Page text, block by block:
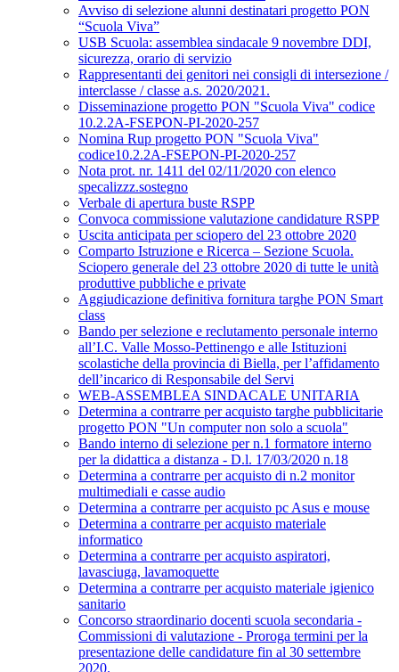
Avviso di selezione alunni destinatari progetto PON
“Scuola Viva”
USB Scuola: assemblea sindacale 9 novembre DDI,
sicurezza, orario di servizio
Rappresentanti dei genitori nei consigli di intersezione /
interclasse / classe a.s. 2020/2021.
Disseminazione progetto PON "Scuola Viva" codice
10.2.2A-FSEPON-PI-2020-257
Nomina Rup progetto PON "Scuola Viva"
codice10.2.2A-FSEPON-PI-2020-257
Nota prot. nr. 1411 del 02/11/2020 con elenco
specalizzz.sostegno
Verbale di apertura buste RSPP
Convoca commissione valutazione candidature RSPP
Uscita anticipata per sciopero del 23 ottobre 2020
Comparto Istruzione e Ricerca – Sezione Scuola.
Sciopero generale del 23 ottobre 2020 di tutte le unità
produttive pubbliche e private
Aggiudicazione definitiva fornitura targhe PON Smart
class
Bando per selezione e reclutamento personale interno
all’I.C. Valle Mosso-Pettinengo e alle Istituzioni
scolastiche della provincia di Biella, per l’affidamento
dell’incarico di Responsabile del Servi
WEB-ASSEMBLEA SINDACALE UNITARIA
Determina a contrarre per acquisto targhe pubblicitarie
progetto PON "Un computer non solo a scuola"
Bando interno di selezione per n.1 formatore interno
per la didattica a distanza - D.l. 17/03/2020 n.18
Determina a contrarre per acquisto di n.2 monitor
multimediali e casse audio
Determina a contrarre per acquisto pc Asus e mouse
Determina a contrarre per acquisto materiale
informatico
Determina a contrarre per acquisto aspiratori,
lavasciuga, lavamoquette
Determina a contrarre per acquisto materiale igienico
sanitario
Concorso straordinario docenti scuola secondaria -
Commissioni di valutazione - Proroga termini per la
presentazione delle candidature fin al 30 settembre
2020.